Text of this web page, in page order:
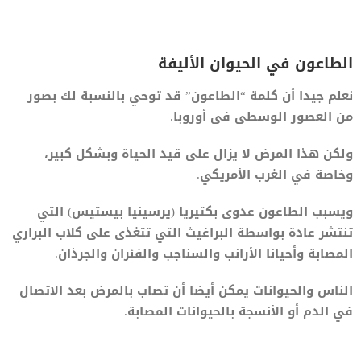
الطاعون في الحيوان الأليفة
نعلم جيدا أن كلمة “الطاعون” قد توحي بالنسبة لك بصور
من العصور الوسطى فى أوروبا.
ولكن هذا المرض لا يزال على قيد الحياة وبشكل كبير،
وخاصة في الغرب الأمريكي.
ويسبب الطاعون عدوى بكتيريا (يرسينيا بيستيس) التي
تنتشر عادة بواسطة البراغيث التي تتغذى على كلاب البراري
المصابة وأحيانا الأرانب والسناجب والفئران والجرذان.
الناس والحيوانات يمكن أيضا أن تصاب بالمرض بعد الاتصال
في الدم أو الأنسجة بالحيوانات المصابة.